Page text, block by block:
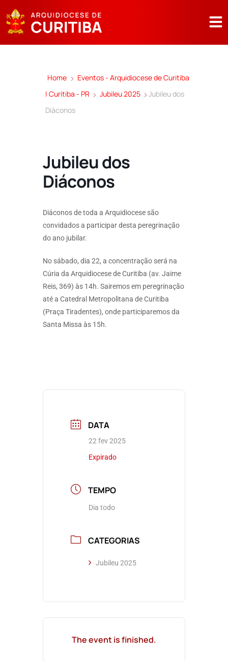
Home
Eventos - Arquidiocese de Curitiba
| Curitiba - PR
Jubileu 2025
Jubileu dos
Diáconos
Jubileu dos
Diáconos
Diáconos de toda a Arquidiocese são
convidados a participar desta peregrinação
do ano jubilar.
No sábado, dia 22, a concentração será na
Cúria da Arquidiocese de Curitiba (av. Jaime
Reis, 369) às 14h. Sairemos em peregrinação
até a Catedral Metropolitana de Curitiba
(Praça Tiradentes), onde participaremos da
Santa Missa às 15h.
DATA
22 fev 2025
Expirado
TEMPO
Dia todo
CATEGORIAS
Jubileu 2025
The event is finished.